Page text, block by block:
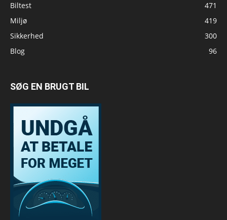
Biltest
471
Miljø
419
Sikkerhed
300
Blog
96
SØG EN BRUGT BIL